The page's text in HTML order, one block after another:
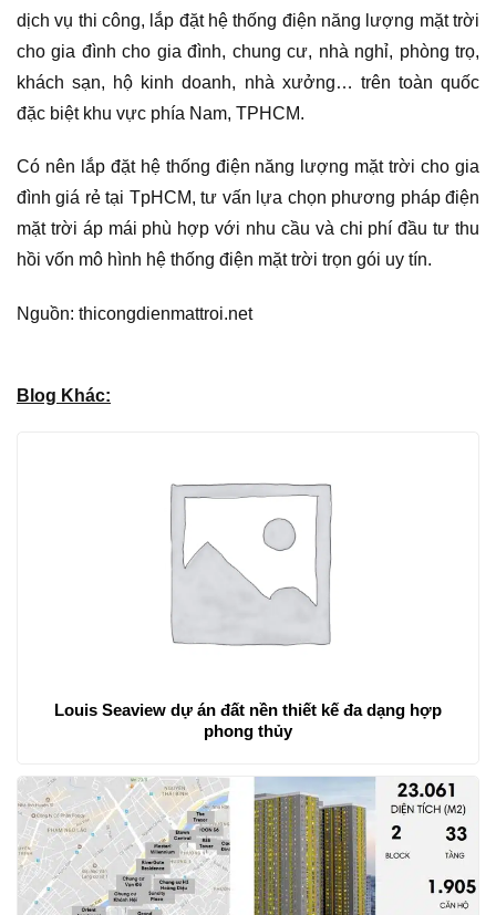
dịch vụ thi công, lắp đặt hệ thống điện năng lượng mặt trời
cho gia đình cho gia đình, chung cư, nhà nghỉ, phòng trọ,
khách sạn, hộ kinh doanh, nhà xưởng… trên toàn quốc
đặc biệt khu vực phía Nam, TPHCM.
Có nên lắp đặt hệ thống điện năng lượng mặt trời cho gia
đình giá rẻ tại TpHCM, tư vấn lựa chọn phương pháp điện
mặt trời áp mái phù hợp với nhu cầu và chi phí đầu tư thu
hồi vốn mô hình hệ thống điện mặt trời trọn gói uy tín.
Nguồn: thicongdienmattroi.net
Blog Khác:
Louis Seaview dự án đất nền thiết kế đa dạng hợp
phong thủy